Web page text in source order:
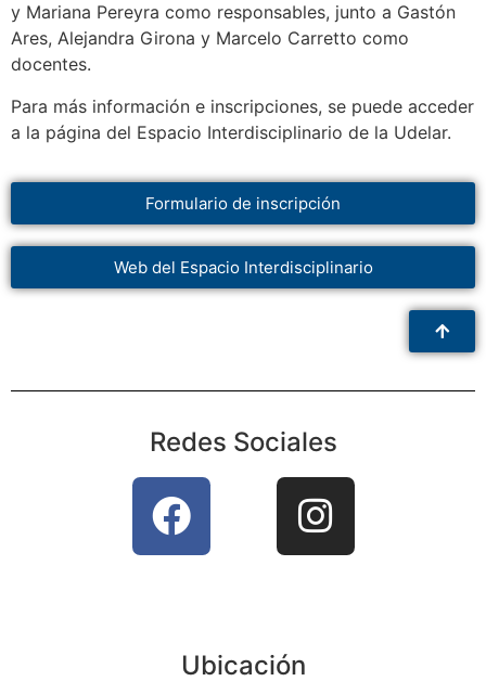
y Mariana Pereyra como responsables, junto a Gastón
Ares, Alejandra Girona y Marcelo Carretto como
docentes.
Para más información e inscripciones, se puede acceder
a la página del Espacio Interdisciplinario de la Udelar.
Formulario de inscripción
Web del Espacio Interdisciplinario
Redes Sociales
Ubicación